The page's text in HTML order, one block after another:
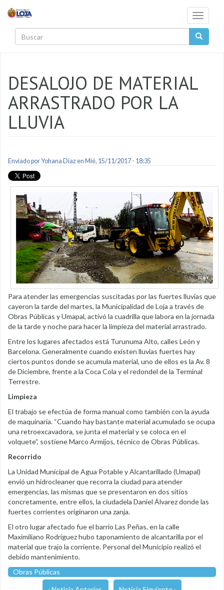
Toggle
DESALOJO DE MATERIAL
ARRASTRADO POR LA
LLUVIA
Enviado porYohana Diazen Mié, 15/11/2017 - 18:35
Para atender las emergencias suscitadas por las fuertes lluvias que
cayeron la tarde del martes, la Municipalidad de Loja a través de
Obras Públicas y Umapal, activó la cuadrilla que labora en la jornada
de la tarde y noche para hacer la limpieza del material arrastrado.
Entre los lugares afectados está Turunuma Alto, calles León y
Barcelona. Generalmente cuando existen lluvias fuertes hay
ciertos puntos donde se acumula material, uno de ellos es la Av. 8
de Diciembre, frente a la Coca Cola y el redondel de la Terminal
Terrestre.
Limpieza
El trabajo se efectúa de forma manual como también con la ayuda
de maquinaria. “Cuando hay bastante material acumulado se ocupa
una retroexcavadora, se junta el material y se coloca en el
volquete”, sostiene Marco Armijos, técnico de Obras Públicas.
Recorrido
La Unidad Municipal de Agua Potable y Alcantarillado (Umapal)
envió un hidrocleaner que recorra la ciudad para atender
emergencias, las mismas que se presentaron en dos sitios
concretamente, entre ellos, la ciudadela Daniel Álvarez donde las
fuertes corrientes originaron una zanja.
El otro lugar afectado fue el barrio Las Peñas, en la calle
Maximiliano Rodríguez hubo taponamiento de alcantarilla por el
material que trajo la corriente. Personal del Municipio realizó el
debido mantenimiento.
Obras Públicas